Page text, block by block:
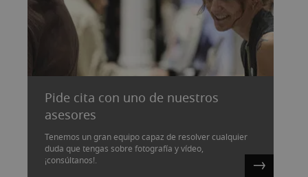
Pide cita con uno de nuestros
asesores
Tenemos un gran equipo capaz de resolver cualquier
duda que tengas sobre fotografía y vídeo,
¡consúltanos!.